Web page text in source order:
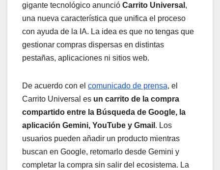
gigante tecnológico anunció Carrito Universal ,
una nueva característica que unifica el proceso
con ayuda de la IA. La idea es que no tengas que
gestionar compras dispersas en distintas
pestañas, aplicaciones ni sitios web.
De acuerdo con el comunicado de prensa, el
Carrito Universal es un carrito de la compra
compartido entre la Búsqueda de Google, la
aplicación Gemini, YouTube y Gmail . Los
usuarios pueden añadir un producto mientras
buscan en Google, retomarlo desde Gemini y
completar la compra sin salir del ecosistema. La